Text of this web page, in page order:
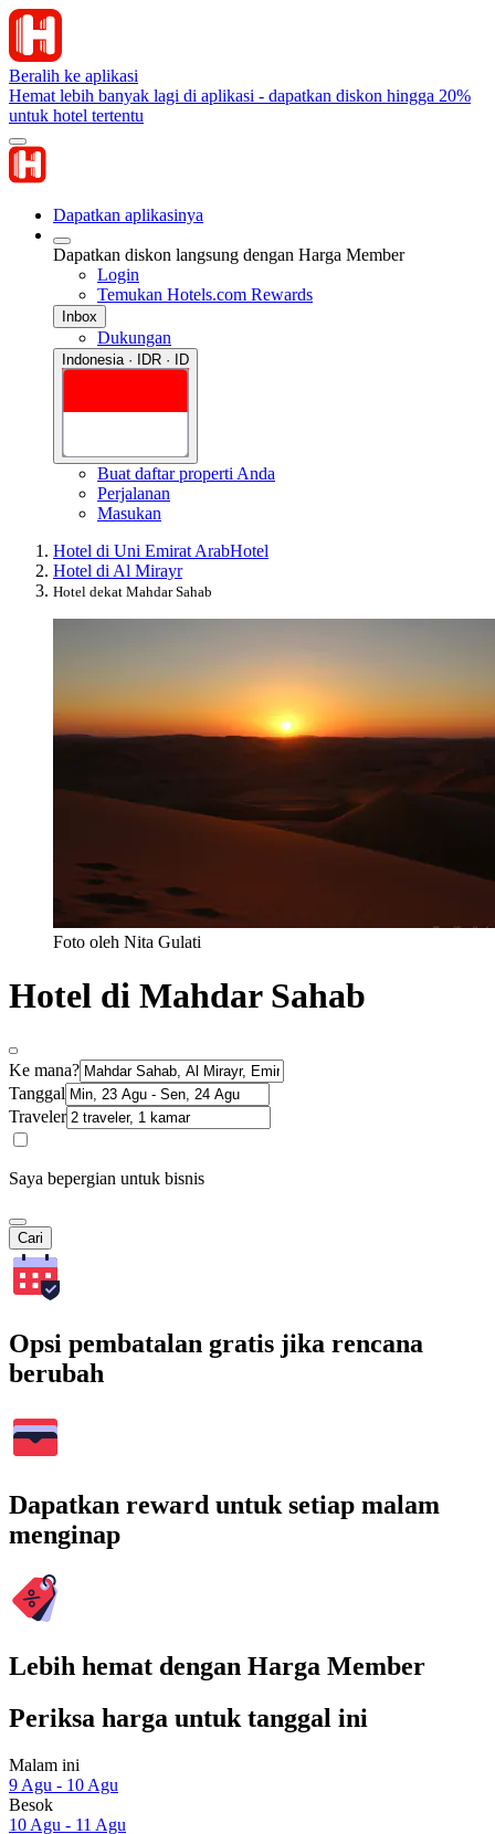
Beralih ke aplikasi
Hemat lebih banyak lagi di aplikasi - dapatkan diskon hingga 20%
untuk hotel tertentu
Dapatkan aplikasinya
Dapatkan diskon langsung dengan Harga Member
Login
Temukan Hotels.com Rewards
Inbox
Dukungan
Indonesia · IDR · ID
Buat daftar properti Anda
Perjalanan
Masukan
Hotel di Uni Emirat ArabHotel
Hotel di Al Mirayr
Hotel dekat Mahdar Sahab
Foto oleh Nita Gulati
Hotel di Mahdar Sahab
Ke mana?
Tanggal
Traveler
Saya bepergian untuk bisnis
Cari
Opsi pembatalan gratis jika rencana
berubah
Dapatkan reward untuk setiap malam
menginap
Lebih hemat dengan Harga Member
Periksa harga untuk tanggal ini
Malam ini
9 Agu - 10 Agu
Besok
10 Agu - 11 Agu